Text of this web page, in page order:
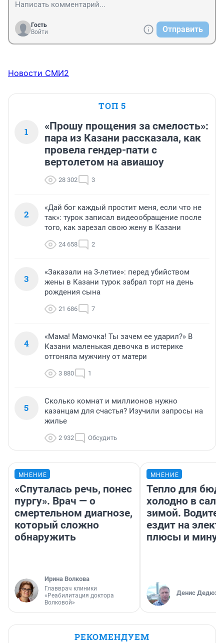
Гость
Войти
Отправить
Новости СМИ2
ТОП 5
1
«Прошу прощения за смелость»:
пара из Казани рассказала, как
провела гендер-пати с
вертолетом на авиашоу
28 302 3
2
«Дай бог каждый простит меня, если что не
так»: турок записал видеообращение после
того, как зарезал свою жену в Казани
24 658 2
3
«Заказали на 3-летие»: перед убийством
жены в Казани турок забрал торт на день
рождения сына
21 686 7
4
«Мама! Мамочка! Ты зачем ее ударил?» В
Казани маленькая девочка в истерике
отгоняла мужчину от матери
3 880 1
5
Сколько комнат и миллионов нужно
казанцам для счастья? Изучили запросы на
жилье
2 932 Обсудить
МНЕНИЕ
«Спуталась речь, понес
пургу». Врач — о
смертельном диагнозе,
который сложно
обнаружить
Ирина Волкова
Главврач клиники
«Реабилитация доктора
Волковой»
МНЕНИЕ
Тепло для
холодно в
зимой.
ездит на
плюсы и
Денис
РЕКОМЕНДУЕМ